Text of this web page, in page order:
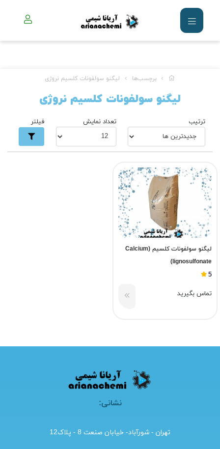
برچسب‌ها لیگنو سولفونات کلسیم نروژی
لیگنو سولفونات کلسیم نروژی
ترتیب تعداد نمایش فیلتر
لیگنو سولفونات کلسیم (Calcium
lignosulfonate)
5
تماس بگیرید
نشانی:
تهران - شورآباد- خیابان صنعت 8 - پلاک12